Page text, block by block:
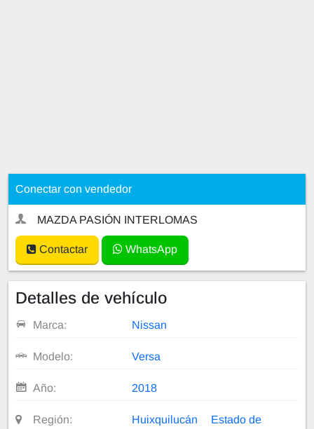
Conectar con vendedor
MAZDA PASIÓN INTERLOMAS
Contactar WhatsApp
Detalles de vehículo
Marca: Nissan
Modelo: Versa
Año: 2018
Región: Huixquilucán
Estado de